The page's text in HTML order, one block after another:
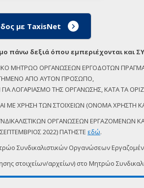
με TaxisNet
πάνω δεξιά όπου εμπεριέχονται και
ΜΗΤΡΩΟ ΟΡΓΑΝΩΣΕΩΝ ΕΡΓΟΔΟΤΩΝ
ΑΠΟ ΑΥΤΟΝ ΠΡΟΣΩΠΟ,
ΛΟΓΑΡΙΑΣΜΟ ΤΗΣ ΟΡΓΑΝΩΣΗΣ, ΚΑΤΑ ΤΑ
ΜΕ ΧΡΗΣΗ ΤΩΝ ΣΤΟΙΧΕΙΩΝ (ΟΝΟΜΑ ΧΡΗΣΤΗ
ΟΡΓΑΝΩΣΕΩΝ
2022) ΠΑΤΗΣΤΕ εδώ.
Συνδικαλιστικών Οργανώσεων
στοιχείων/αρχείων) στο Μητρώο